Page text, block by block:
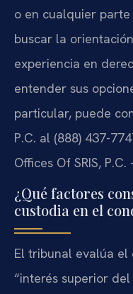
o en cualquier
buscar la
experiencia en
entender sus
particular, puede
P.C. al (888) 437-
Offices Of SRIS,
¿Qué factores
custodia en el
El tribunal evalúa
“interés superior